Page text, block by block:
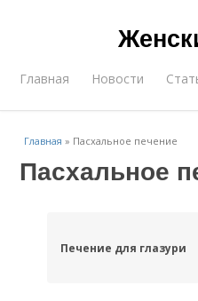
Главная Новости
Главная » Пасхальное печение
Пасхальное
Печение для глазури